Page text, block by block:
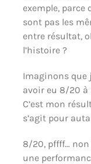
exemple, parce
sont pas les
entre résultat,
l’histoire ?
Imaginons que
avoir eu 8/20 à
C’est mon
s’agit pour
8/20, pffff… non
une